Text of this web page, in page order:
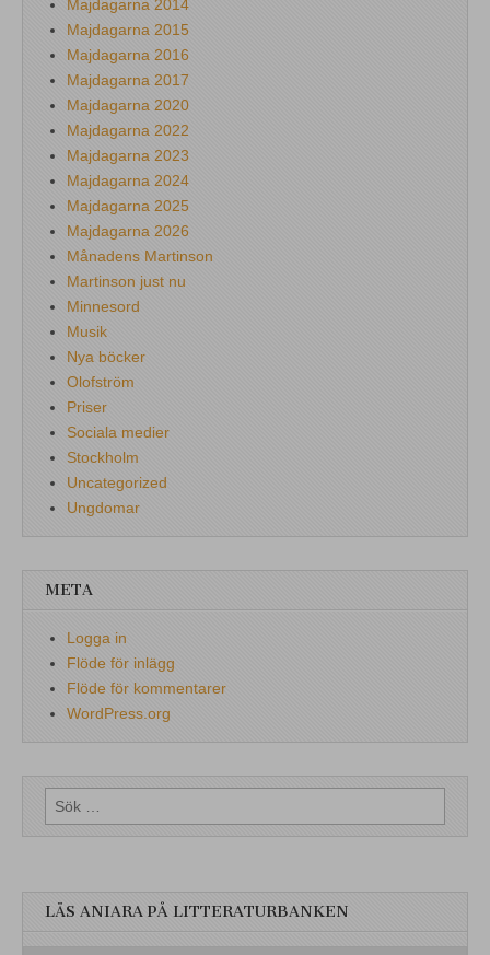
Majdagarna 2014
Majdagarna 2015
Majdagarna 2016
Majdagarna 2017
Majdagarna 2020
Majdagarna 2022
Majdagarna 2023
Majdagarna 2024
Majdagarna 2025
Majdagarna 2026
Månadens Martinson
Martinson just nu
Minnesord
Musik
Nya böcker
Olofström
Priser
Sociala medier
Stockholm
Uncategorized
Ungdomar
META
Logga in
Flöde för inlägg
Flöde för kommentarer
WordPress.org
Sök
efter:
LÄS ANIARA PÅ LITTERATURBANKEN